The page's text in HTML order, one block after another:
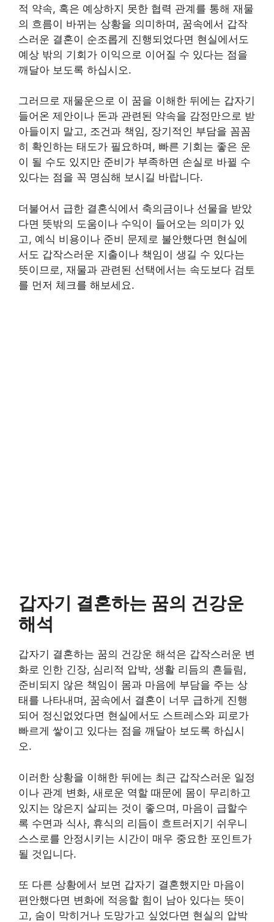
적 약속, 혹은 예상하지 못한 협력 관계를 통해 재물
의 흐름이 바뀌는 상황을 의미하며, 꿈속에서 갑작
스러운 결혼이 순조롭게 진행되었다면 현실에서도
예상 밖의 기회가 이익으로 이어질 수 있다는 점을
깨달아 보도록 하십시오.
그러므로 재물운으로 이 꿈을 이해한 뒤에는 갑자기
들어온 제안이나 돈과 관련된 약속을 감정만으로 받
아들이지 말고, 조건과 책임, 장기적인 부담을 꼼꼼
히 확인하는 태도가 필요하며, 빠른 기회는 좋은 운
이 될 수도 있지만 준비가 부족하면 손실로 바뀔 수
있다는 점을 꼭 명심해 보시길 바랍니다.
더불어서 급한 결혼식에서 축의금이나 선물을 받았
다면 뜻밖의 도움이나 수익이 들어오는 의미가 있
고, 예식 비용이나 준비 문제로 불안했다면 현실에
서도 갑작스러운 지출이나 책임이 생길 수 있다는
뜻이므로, 재물과 관련된 선택에서는 속도보다 검토
를 먼저 체크를 해보세요.
갑자기 결혼하는 꿈의 건강운
해석
갑자기 결혼하는 꿈의 건강운 해석은 갑작스러운 변
화로 인한 긴장, 심리적 압박, 생활 리듬의 흔들림,
준비되지 않은 책임이 몸과 마음에 부담을 주는 상
태를 나타내며, 꿈속에서 결혼이 너무 급하게 진행
되어 정신없었다면 현실에서도 스트레스와 피로가
빠르게 쌓이고 있다는 점을 깨달아 보도록 하십시
오.
이러한 상황을 이해한 뒤에는 최근 갑작스러운 일정
이나 관계 변화, 새로운 역할 때문에 몸이 무리하고
있지는 않은지 살피는 것이 좋으며, 마음이 급할수
록 수면과 식사, 휴식의 리듬이 흐트러지기 쉬우니
스스로를 안정시키는 시간이 매우 중요한 포인트가
될 것입니다.
또 다른 상황에서 보면 갑자기 결혼했지만 마음이
편안했다면 변화에 적응할 힘이 남아 있다는 뜻이
고, 숨이 막히거나 도망가고 싶었다면 현실의 압박